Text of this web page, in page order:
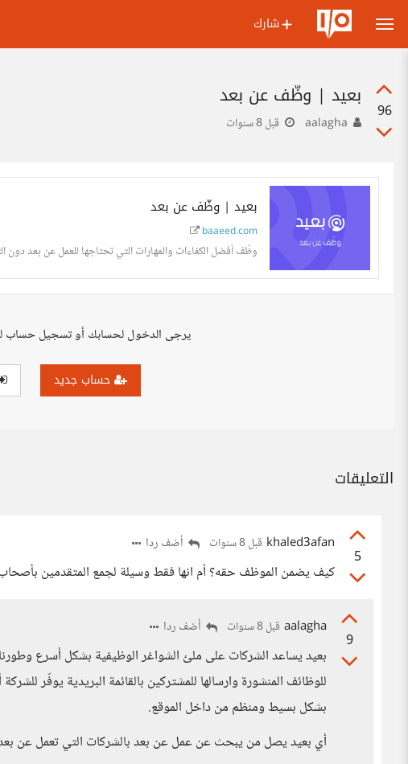
شارك
96
بعيد | وظّف عن بعد
قبل 8 سنوات
بعيد | وظّف عن بعد
baaeed.com
وظّف أفضل الكفاءات والمهارات التي تحتاجها للعمل عن بعد دون
يرجى الدخول لحسابك أو تسجيل حساب
حساب جديد
التعليقات
5
khaled3afan قبل 8 سنوات أضف ردا
كيف يضمن الموظف حقه؟ أم انها فقط وسيلة لجمع المتقدمين
9
aalagha قبل 8 سنوات أضف ردا
بعيد يساعد الشركات على ملئ الشواغر الوظيفية بشكل أسرع
للوظائف المنشورة وارسالها للمشتركين بالقائمة البريدية يوفّر
بشكل بسيط ومنظم من داخل الموقع.
أي بعيد يصل من يبحث عن عمل عن بعد بالشركات التي تعمل عن